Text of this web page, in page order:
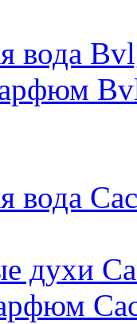
вода
вода
духи